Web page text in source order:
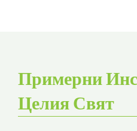
Примерни
Целия Свят